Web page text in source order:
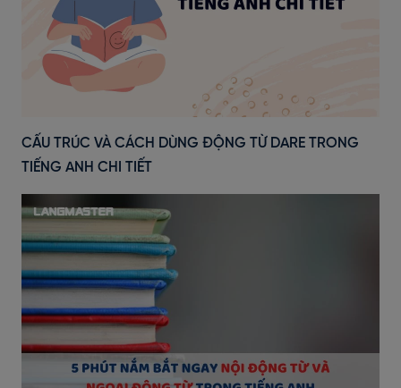
CẤU TRÚC VÀ CÁCH DÙNG ĐỘNG TỪ DARE TRONG
TIẾNG ANH CHI TIẾT